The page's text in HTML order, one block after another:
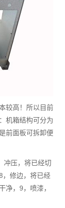
较高！所以目前
机箱结构可分为
前面板可拆卸便
冲压，将已经切
，修边，将已经
净，9，喷漆，